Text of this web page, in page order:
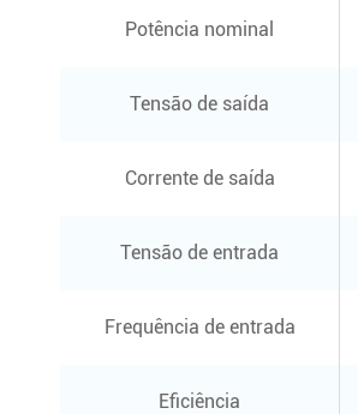
Potência nominal
Tensão de saída
Corrente de saída
Tensão de entrada
Frequência de entrada
Eficiência